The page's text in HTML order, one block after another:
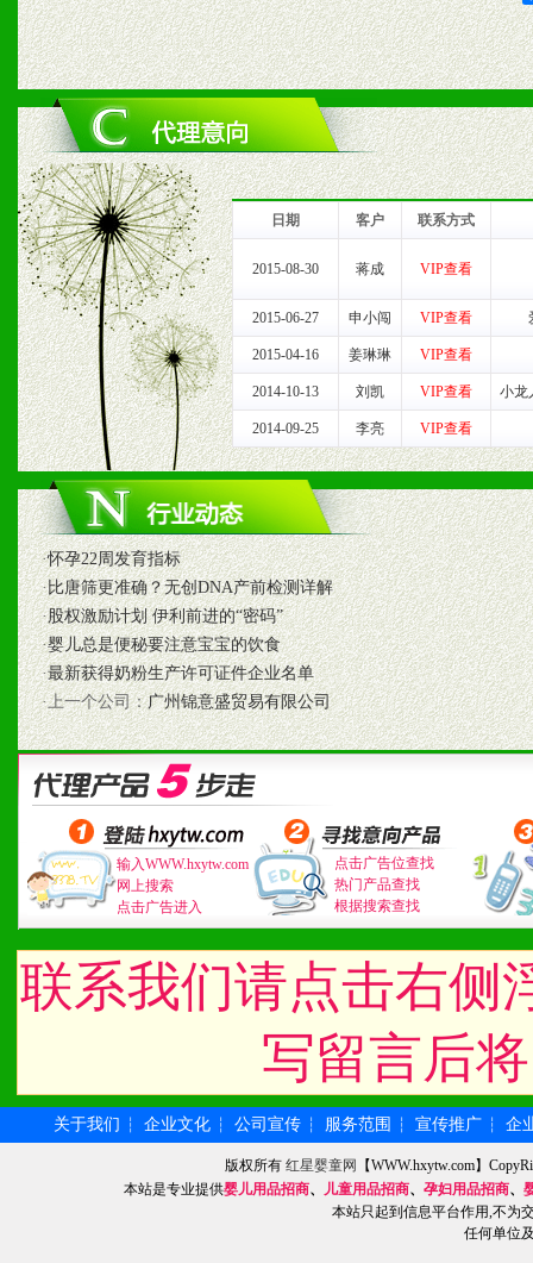
2、对于临期，滞销品给予
六、服务优势
1、完善的信息服务咨询中
我们将及时回复您的疑问。
2、售后服务：突发性产品
以及时受理记录并合理妥
3、我们时刻整理各区销售
时收编销售效果显着的案
七、招商代理（全国各地）
1、认同我们的经营理念。
2、具备较好商业信誉和资
3、具备区域内良好的终端
4、具备一定业务团队能力
道，医药渠道并为之提供
5、具备较强的市场操作
八、品牌产品
1、不断提升品牌的知名度
2、不断开创新产品不断
化。
九、加盟优势
1、广告企划支持：产品
日期 客户 联系方式
2015-08-30 蒋成 VIP查看
2015-06-27 申小闯 VIP查看
2015-04-16 姜琳琳 VIP查看
2014-10-13 刘凯 VIP查看 小龙
2014-09-25 李亮 VIP查看
·怀孕22周发育指标
·比唐筛更准确？无创DNA产前检测详解
·股权激励计划 伊利前进的“密码”
·婴儿总是便秘要注意宝宝的饮食
·最新获得奶粉生产许可证件企业名单
·上一个公司：广州锦意盛贸易有限公司
输入WWW.hxytw.com
网上搜索
点击广告进入
点击广告位查找
热门产品查找
根据搜索查找
联系我们请点击右侧
写留言后
关于我们 ┆ 企业文化 ┆ 公司宣传 ┆ 服务范围 ┆ 宣传推广 ┆ 企
版权所有红星婴童网
【WWW.hxytw.com】
本站是专业提供婴儿用品招商、 儿童用品招商、 孕妇用品招商、
本站只起到信息平台作用,不为
任何单位